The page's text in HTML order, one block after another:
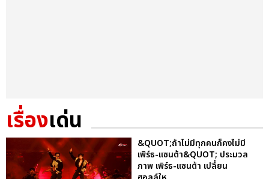
เรื่องเด่น
&QUOT;ถ้าไม่มีทุกคนก็คงไม่มี
เพิร์ธ-แซนต้า&QUOT; ประมวล
ภาพ เพิร์ธ-แซนต้า เปลี่ยน